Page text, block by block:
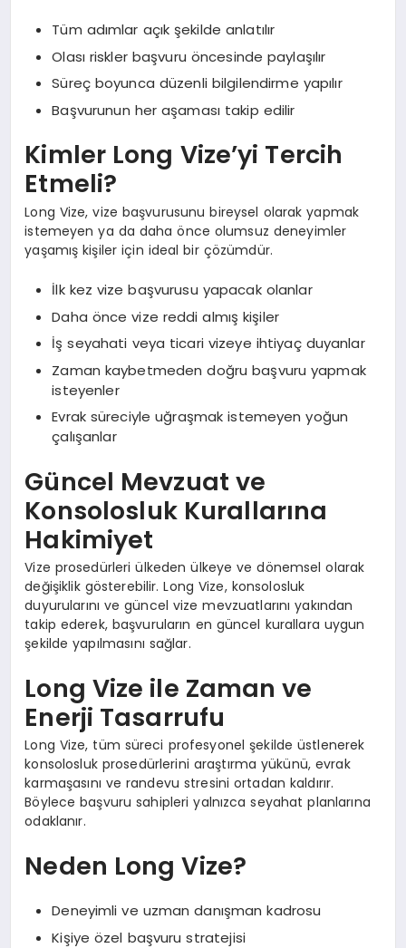
Tüm adımlar açık şekilde anlatılır
Olası riskler başvuru öncesinde paylaşılır
Süreç boyunca düzenli bilgilendirme yapılır
Başvurunun her aşaması takip edilir
Kimler Long Vize’yi Tercih
Etmeli?
Long Vize, vize başvurusunu bireysel olarak yapmak
istemeyen ya da daha önce olumsuz deneyimler
yaşamış kişiler için ideal bir çözümdür.
İlk kez vize başvurusu yapacak olanlar
Daha önce vize reddi almış kişiler
İş seyahati veya ticari vizeye ihtiyaç duyanlar
Zaman kaybetmeden doğru başvuru yapmak
isteyenler
Evrak süreciyle uğraşmak istemeyen yoğun
çalışanlar
Güncel Mevzuat ve
Konsolosluk Kurallarına
Hakimiyet
Vize prosedürleri ülkeden ülkeye ve dönemsel olarak
değişiklik gösterebilir. Long Vize, konsolosluk
duyurularını ve güncel vize mevzuatlarını yakından
takip ederek, başvuruların en güncel kurallara uygun
şekilde yapılmasını sağlar.
Long Vize ile Zaman ve
Enerji Tasarrufu
Long Vize, tüm süreci profesyonel şekilde üstlenerek
konsolosluk prosedürlerini araştırma yükünü, evrak
karmaşasını ve randevu stresini ortadan kaldırır.
Böylece başvuru sahipleri yalnızca seyahat planlarına
odaklanır.
Neden Long Vize?
Deneyimli ve uzman danışman kadrosu
Kişiye özel başvuru stratejisi